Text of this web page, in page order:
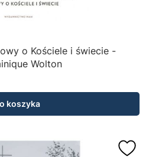
o Kościele i świecie -
Wolton
koszyka